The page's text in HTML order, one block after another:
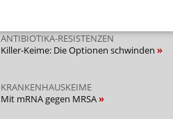
ANTIBIOTIKA-RESISTENZEN
Killer-Keime: Die Optionen schwinden
KRANKENHAUSKEIME
Mit mRNA gegen MRSA